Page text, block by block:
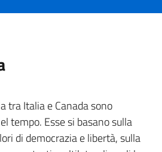
tra Italia e Canada sono
tempo. Esse si basano sulla
di democrazia e libertà, sulla